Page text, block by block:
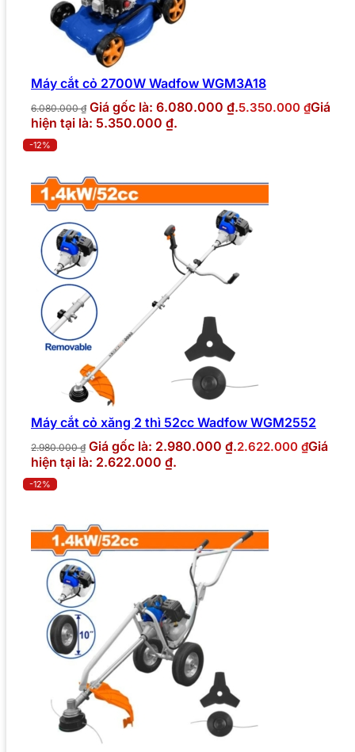
Máy cắt cỏ 2700W Wadfow WGM3A18
6.080.000₫ Giá gốc là: 6.080.000 ₫.5.350.000 ₫Giá
hiện tại là: 5.350.000 ₫.
-12%
Máy cắt cỏ xăng 2 thì 52cc Wadfow WGM2552
2.980.000₫ Giá gốc là: 2.980.000 ₫.2.622.000 ₫Giá
hiện tại là: 2.622.000 ₫.
-12%